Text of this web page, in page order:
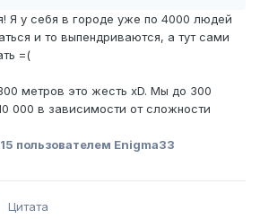
Я у себя в городе уже по 4000 людей
и то выпендриваются, а тут сами
=(
метров это жесть xD. Мы до 300
000 в зависимости от сложности
пользователем Enigma33
Цитата